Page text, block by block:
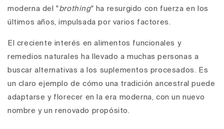
moderna del " brothing" ha resurgido con fuerza en los
últimos años, impulsada por varios factores.
El creciente interés en alimentos funcionales y
remedios naturales ha llevado a muchas personas a
buscar alternativas a los suplementos procesados. Es
un claro ejemplo de cómo una tradición ancestral puede
adaptarse y florecer en la era moderna, con un nuevo
nombre y un renovado propósito.